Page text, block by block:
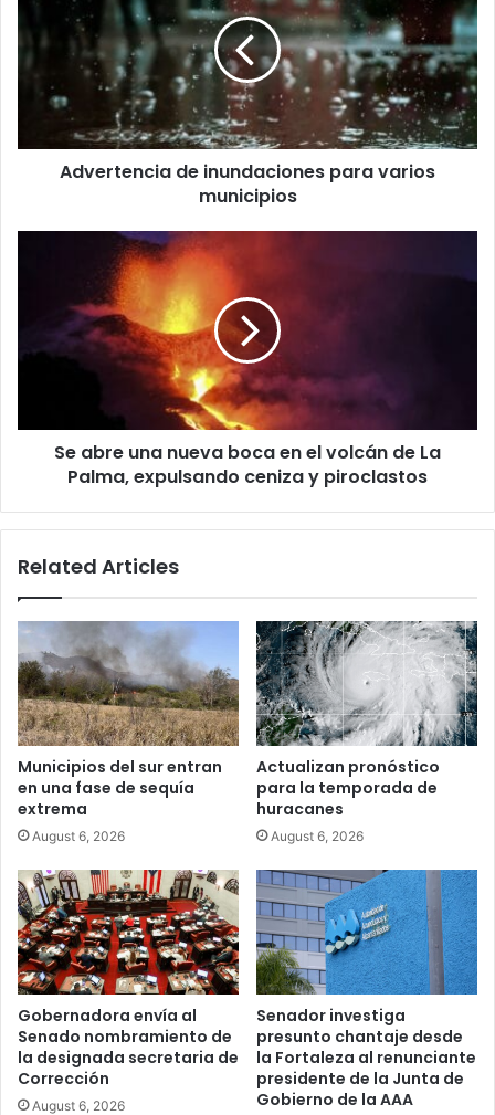
inundaciones
para
varios
municipios
Advertencia de inundaciones para varios
municipios
en
de
piroclastos
Se abre una nueva boca en el volcán de La
Palma, expulsando ceniza y piroclastos
Related Articles
Municipios del sur entran
en una fase de sequía
extrema
August 6, 2026
Actualizan pronóstico
para la temporada de
huracanes
August 6, 2026
Gobernadora envía al
Senado nombramiento de
la designada secretaria de
Corrección
August 6, 2026
Senador investiga
presunto chantaje desde
la Fortaleza al renunciante
presidente de la Junta de
Gobierno de la AAA